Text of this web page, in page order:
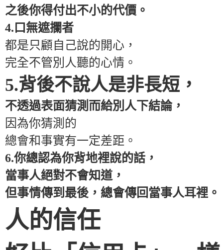
之後你得付出不小的代價。
4.口無遮攔者
都是只顧自己說的開心，
完全不管別人聽的心情。
5.背後不說人是非長短，
不透過表面猜測而給別人下結論，
因為你猜測的
總會和事實有一定差距。
6.你總認為你背地裡說的話，
當事人絕對不會知道，
但事情傳到最後，總會傳回當事人耳裡。
人的信任